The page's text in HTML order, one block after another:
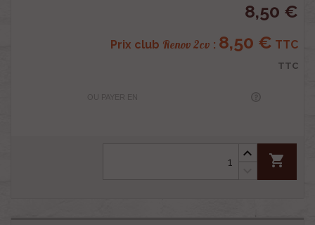
8,50 €
Prix club Renov 2cv : 8,50 € TTC
TTC
OU PAYER EN
shopping_cart